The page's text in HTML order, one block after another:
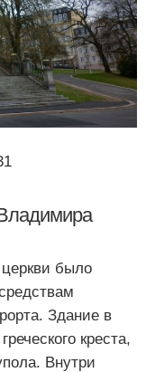
было
Здание в
креста,
Внутри